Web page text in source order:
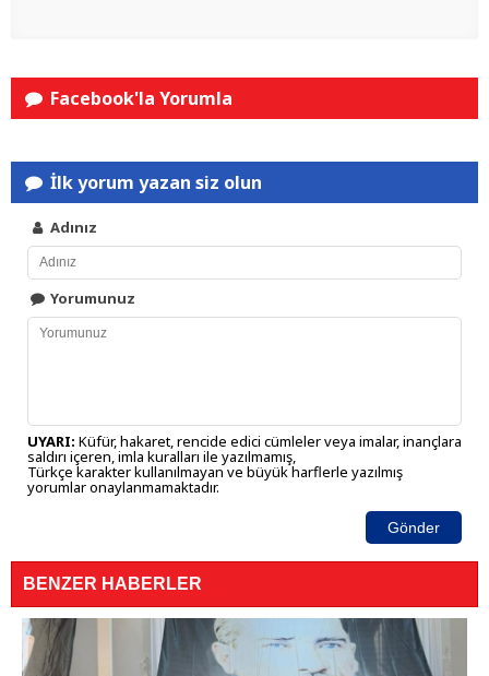
Facebook'la Yorumla
İlk yorum yazan siz olun
Adınız
Yorumunuz
UYARI: Küfür, hakaret, rencide edici cümleler veya imalar, inançlara
saldırı içeren, imla kuralları ile yazılmamış,
Türkçe karakter kullanılmayan ve büyük harflerle yazılmış
yorumlar onaylanmamaktadır.
Gönder
BENZER HABERLER